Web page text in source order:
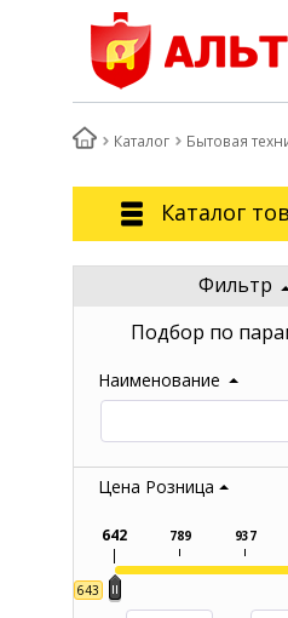
Каталог Бытовая
Каталог
Фильтр
Подбор по
Наименование
Цена Розница
643
642 789 937